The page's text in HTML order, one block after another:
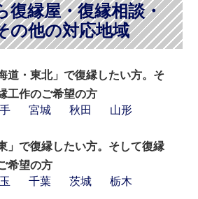
復縁屋・復縁相談・
の他の対応地域
道・東北」で復縁したい方。そ
工作のご希望の方
宮城 秋田
山形
」で復縁したい方。そして復縁
希望の方
千葉 茨城
栃木